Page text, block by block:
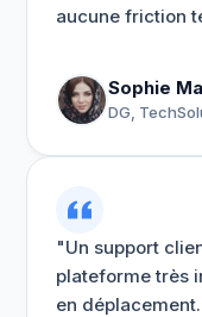
aucune friction
Sophie
DG,
"Un support
plateforme très
en